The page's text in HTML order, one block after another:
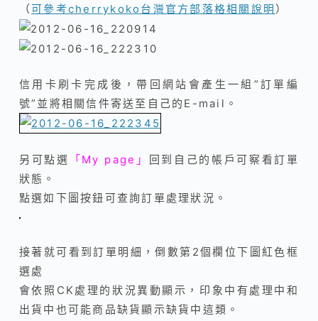
（可參考cherrykoko台灣官方部落格相關說明 ）
信用卡刷卡完成後，帶回網站會產生一組”訂單編
號”並將相關信件寄送至自己的E-mail。
另可點選 「My page」 回到自己的帳戶可察看訂單
狀態。
點選如下圖按鈕可查詢訂單處理狀況。
接著就可看到訂單明細，倒數第2個欄位下圖紅色框
選處
會依照 CK 處理的狀況異動顯示，印象中有處理中和
出貨中也可能商品缺貨顯示缺貨中這類。